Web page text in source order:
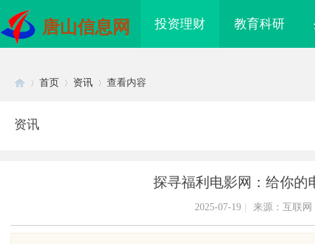
唐山信息网 投资理财 教育科研
首页 资讯 查看内容
资讯
探寻福利电影网：给你的
2025-07-19 来源：互联网